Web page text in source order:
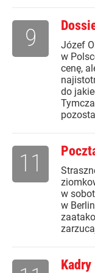
Józef
w
cenę,
do
9
w
w
11
Kadry